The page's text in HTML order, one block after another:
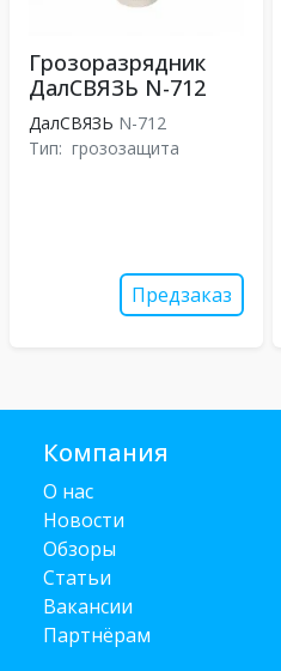
Грозоразрядник
ДалСВЯЗЬ N-712
ДалСВЯЗЬ N-712
Тип: грозозащита
Предзаказ
Компания
О нас
Новости
Обзоры
Статьи
Вакансии
Партнёрам